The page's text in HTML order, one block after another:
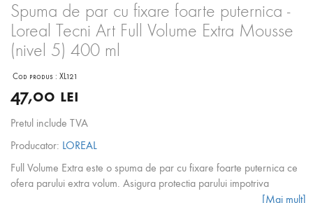
Spuma de par cu fixare foarte puternica -
Loreal Tecni Art Full Volume Extra Mousse
(nivel 5) 400 ml
Cod produs : XL121
47,00 lei
Pretul include TVA
Producator: LOREAL
Full Volume Extra este o spuma de par cu fixare foarte puternica ce
ofera parului extra volum. Asigura protectia parului impotriva
factorilor termici si accelereaza uscarea parului in timpul folosirii[Mai mult]